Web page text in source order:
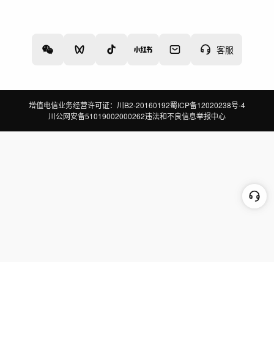
客服
增值电信业务经营许可证：川B2-20160192蜀ICP备12020238号-4
川公网安备51019002000262违法和不良信息举报中心